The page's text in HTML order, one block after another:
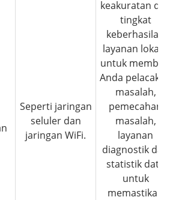
Seperti jaringan
seluler dan
jaringan WiFi.
keakuratan
tingkat
keberhasilan
layanan lokasi,
untuk memberi
Anda
masalah,
pemecahan
masalah,
layanan
diagnostik dan
statistik data
untuk
memastikan